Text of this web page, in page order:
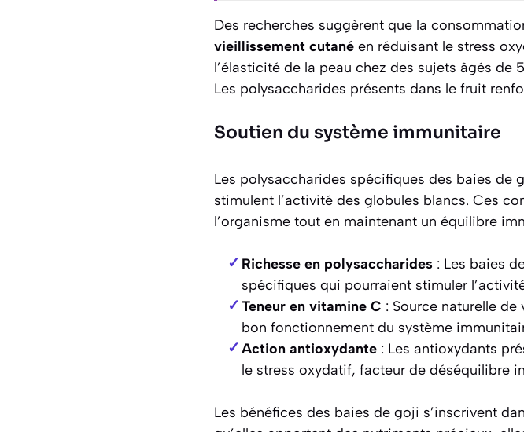
Des recherches suggèrent que la
vieillissement cutané en réduisant le stress
l’élasticité de la peau chez des sujets âgés
Les polysaccharides présents dans le fruit
Soutien du système immunitaire
Les polysaccharides spécifiques des baies de
stimulent l’activité des globules blancs. Ces
l’organisme tout en maintenant un équilibre
Richesse en polysaccharides : Les baies
spécifiques qui pourraient stimuler
Teneur en vitamine C : Source naturelle
bon fonctionnement du système
Action antioxydante: Les antioxydants
le stress oxydatif, facteur de déséquilibre
Les bénéfices des baies de goji s’inscrivent